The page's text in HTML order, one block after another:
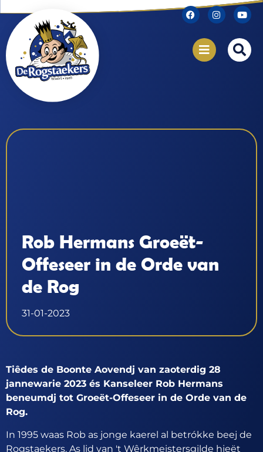
Rob Hermans Groeët-
Offeseer in de Orde van
de Rog
31-01-2023
Tiêdes de Boonte Aovendj van zaoterdig 28
jannewarie 2023 és Kanseleer Rob Hermans
beneumdj tot Groeët-Offeseer in de Orde van de
Rog.
In 1995 waas Rob as jonge kaerel al betrókke beej de
Rogstaekers. As lid van 't Wêrkmeistersgilde hieët